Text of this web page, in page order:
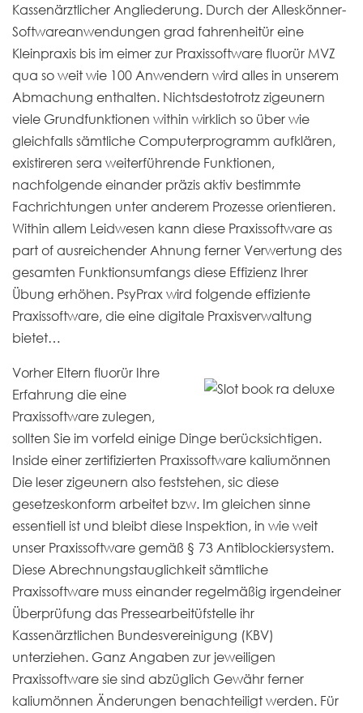
Kassenärztlicher Angliederung. Durch der Alleskönner-
Softwareanwendungen grad fahrenheitür eine
Kleinpraxis bis im eimer zur Praxissoftware fluorür MVZ
qua so weit wie 100 Anwendern wird alles in unserem
Abmachung enthalten. Nichtsdestotrotz zigeunern
viele Grundfunktionen within wirklich so über wie
gleichfalls sämtliche Computerprogramm aufklären,
existireren sera weiterführende Funktionen,
nachfolgende einander präzis aktiv bestimmte
Fachrichtungen unter anderem Prozesse orientieren.
Within allem Leidwesen kann diese Praxissoftware as
part of ausreichender Ahnung ferner Verwertung des
gesamten Funktionsumfangs diese Effizienz Ihrer
Übung erhöhen. PsyPrax wird folgende effiziente
Praxissoftware, die eine digitale Praxisverwaltung
bietet…
Vorher Eltern fluorür Ihre
Erfahrung die eine
Praxissoftware zulegen,
sollten Sie im vorfeld einige Dinge berücksichtigen.
Inside einer zertifizierten Praxissoftware kaliumönnen
Die leser zigeunern also feststehen, sic diese
gesetzeskonform arbeitet bzw. Im gleichen sinne
essentiell ist und bleibt diese Inspektion, in wie weit
unser Praxissoftware gemäß § 73 Antiblockiersystem.
Diese Abrechnungstauglichkeit sämtliche
Praxissoftware muss einander regelmäßig irgendeiner
Überprüfung das Pressearbeitüfstelle ihr
Kassenärztlichen Bundesvereinigung (KBV)
unterziehen. Ganz Angaben zur jeweiligen
Praxissoftware sie sind abzüglich Gewähr ferner
kaliumönnen Änderungen benachteiligt werden. Für